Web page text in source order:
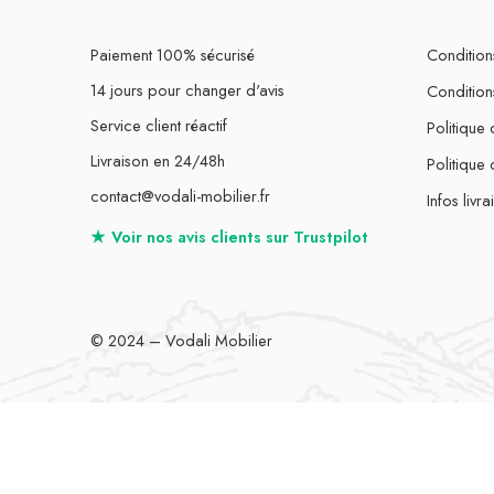
Paiement 100% sécurisé
14 jours pour changer d'avis
Service client réactif
Livraison en 24/48h
contact@vodali-mobilier.fr
Politique
Politique
Infos
★ Voir nos avis clients sur Trustpilot
© 2024 – Vodali Mobilier